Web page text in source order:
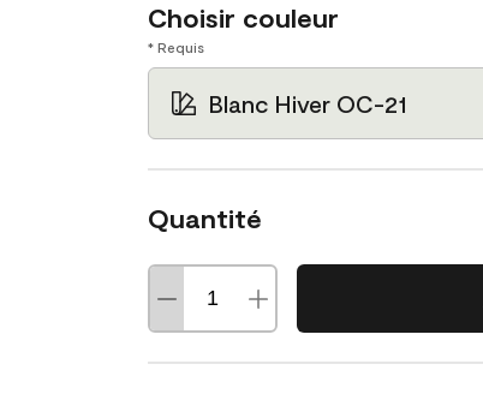
Choisir couleur
* Requis
Blanc Hiver OC-21
Quantité